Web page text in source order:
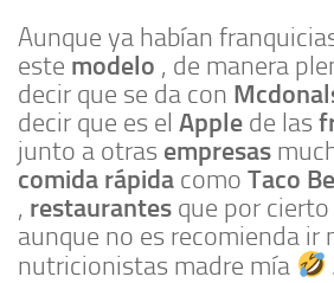
Aunque ya habían
este modelo , de manera
decir que se da con
decir que es el Apple de las
junto a otras empresas
comida rápida como Taco
, restaurantes que por cierto
aunque no es recomienda ir
nutricionistas madre mía
.